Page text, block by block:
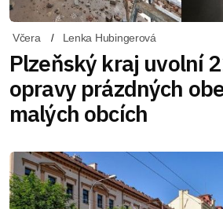
Včera Lenka Hubingerová
Plzeňský kraj uvolní
opravy prázdných
malých obcích